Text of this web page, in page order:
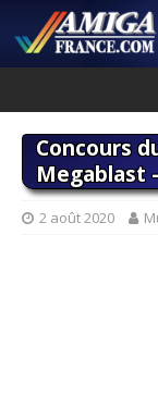
Concours
Megablast
2 août 2020